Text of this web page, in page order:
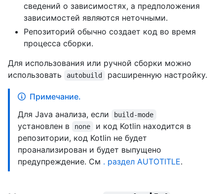
сведений о зависимостях, а предположения
зависимостей являются неточными.
Репозиторий обычно создает код во время
процесса сборки.
Для использования или ручной сборки можно
использовать
autobuild расширенную настройку.
Примечание.
Для Java анализа, если
build-mode
установлен в none
и код Kotlin находится в
репозитории, код Kotlin не будет
проанализирован и будет выпущено
предупреждение. См . раздел AUTOTITLE.